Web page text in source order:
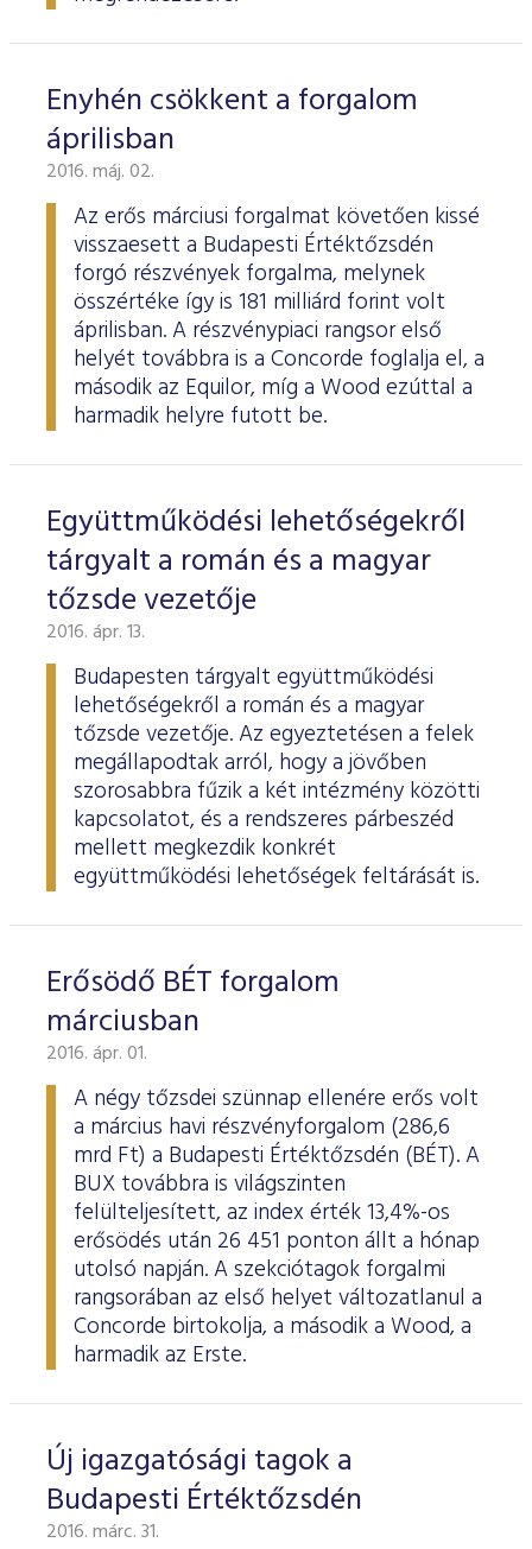
Enyhén csökkent a forgalom
áprilisban
2016. máj. 02.
Az erős márciusi forgalmat követően kissé
visszaesett a Budapesti Értéktőzsdén
forgó részvények forgalma, melynek
összértéke így is 181 milliárd forint volt
áprilisban. A részvénypiaci rangsor első
helyét továbbra is a Concorde foglalja el, a
második az Equilor, míg a Wood ezúttal a
harmadik helyre futott be.
Együttműködési lehetőségekről
tárgyalt a román és a magyar
tőzsde vezetője
2016. ápr. 13.
Budapesten tárgyalt együttműködési
lehetőségekről a román és a magyar
tőzsde vezetője. Az egyeztetésen a felek
megállapodtak arról, hogy a jövőben
szorosabbra fűzik a két intézmény közötti
kapcsolatot, és a rendszeres párbeszéd
mellett megkezdik konkrét
együttműködési lehetőségek feltárását is.
Erősödő BÉT forgalom
márciusban
2016. ápr. 01.
A négy tőzsdei szünnap ellenére erős volt
a március havi részvényforgalom (286,6
mrd Ft) a Budapesti Értéktőzsdén (BÉT). A
BUX továbbra is világszinten
felülteljesített, az index érték 13,4%-os
erősödés után 26 451 ponton állt a hónap
utolsó napján. A szekciótagok forgalmi
rangsorában az első helyet változatlanul a
Concorde birtokolja, a második a Wood, a
harmadik az Erste.
Új igazgatósági tagok a
Budapesti Értéktőzsdén
2016. márc. 31.